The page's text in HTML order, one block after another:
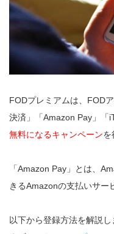
FODプレミアムは、FOD
決済」「Amazon Pay」「
無料になるキャンペーンを
「Amazon Pay」とは、
きるAmazonの支払いサー
以下から登録方法を解説し